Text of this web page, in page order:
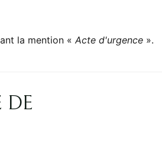
la mention « Acte d'urgence».
DE